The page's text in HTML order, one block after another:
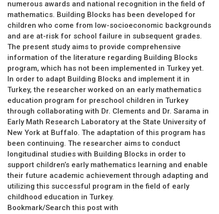
numerous awards and national recognition in the field of
mathematics. Building Blocks has been developed for
children who come from low-socioeconomic backgrounds
and are at-risk for school failure in subsequent grades.
The present study aims to provide comprehensive
information of the literature regarding Building Blocks
program, which has not been implemented in Turkey yet.
In order to adapt Building Blocks and implement it in
Turkey, the researcher worked on an early mathematics
education program for preschool children in Turkey
through collaborating with Dr. Clements and Dr. Sarama in
Early Math Research Laboratory at the State University of
New York at Buffalo. The adaptation of this program has
been continuing. The researcher aims to conduct
longitudinal studies with Building Blocks in order to
support children’s early mathematics learning and enable
their future academic achievement through adapting and
utilizing this successful program in the field of early
childhood education in Turkey.
Bookmark/Search this post with